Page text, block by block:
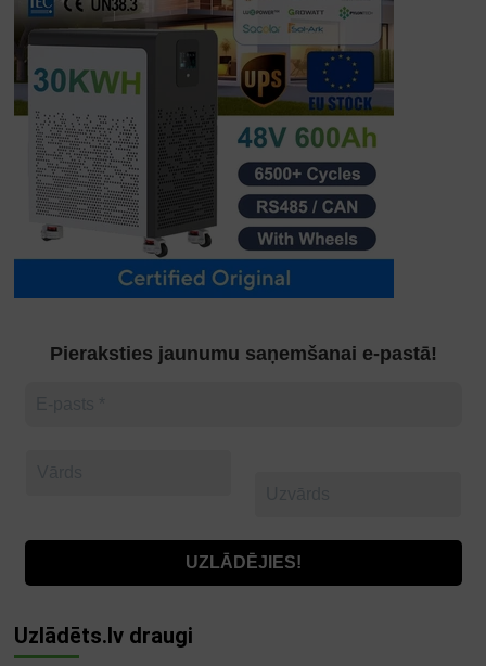
Pieraksties jaunumu saņemšanai e-pastā!
Uzlādēts.lv draugi